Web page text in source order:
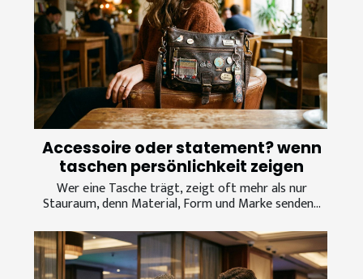
Accessoire oder statement? wenn
taschen persönlichkeit zeigen
Wer eine Tasche trägt, zeigt oft mehr als nur
Stauraum, denn Material, Form und Marke senden...